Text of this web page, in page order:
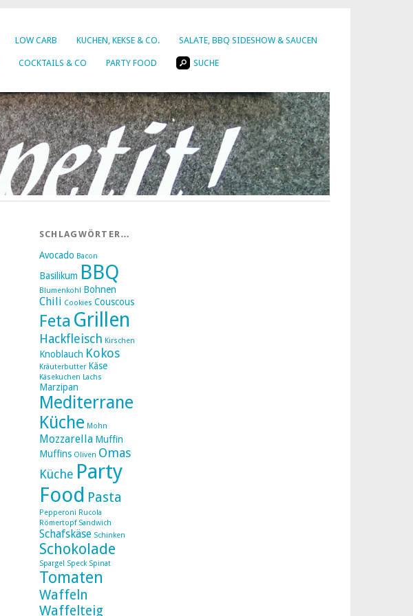
LOW CARB KUCHEN, KEKSE & CO. SALATE, BBQ SIDESHOW & SAUCEN
COCKTAILS & CO PARTY FOOD SUCHE
SCHLAGWÖRTER…
Avocado Bacon
Basilikum BBQ
Blumenkohl Bohnen
Chili Cookies Couscous
Feta Grillen
Hackfleisch Kirschen
Knoblauch Kokos
Kräuterbutter Käse
Käsekuchen Lachs
Marzipan
Mediterrane
Küche Mohn
Mozzarella Muffin
Muffins Oliven Omas
Küche Party
Food Pasta
Pepperoni Rucola
Römertopf Sandwich
Schafskäse Schinken
Schokolade
Spargel Speck Spinat
Tomaten
Waffeln
Waffelteig